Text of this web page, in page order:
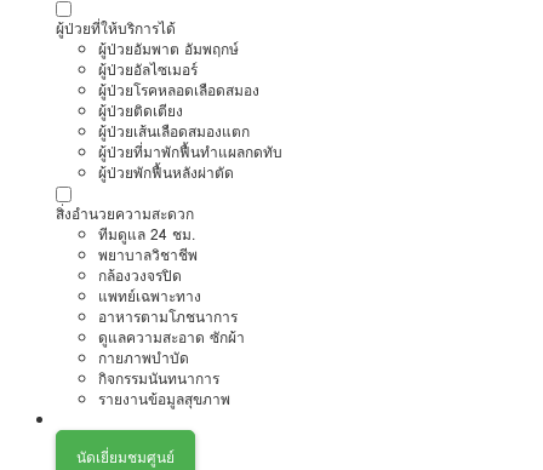
ผู้ป่วยที่ให้บริการได้
ผู้ป่วยอัมพาต อัมพฤกษ์
ผู้ป่วยอัลไซเมอร์
ผู้ป่วยโรคหลอดเลือดสมอง
ผู้ป่วยติดเตียง
ผู้ป่วยเส้นเลือดสมองแตก
ผู้ป่วยที่มาพักฟื้นทำแผลกดทับ
ผู้ป่วยพักฟื้นหลังผ่าตัด
สิ่งอำนวยความสะดวก
ทีมดูแล 24 ชม.
พยาบาลวิชาชีพ
กล้องวงจรปิด
แพทย์เฉพาะทาง
อาหารตามโภชนาการ
ดูแลความสะอาด ซักผ้า
กายภาพบำบัด
กิจกรรมนันทนาการ
รายงานข้อมูลสุขภาพ
นัดเยี่ยมชมศูนย์